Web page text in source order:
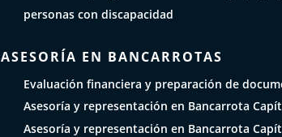
personas con discapacidad
ASESORÍA EN BANCARROTAS
Evaluación financiera y preparación de
Asesoría y representación en Bancarrota
Asesoría y representación en Bancarrota